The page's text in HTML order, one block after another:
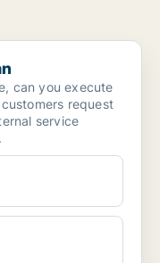
can you execute
request